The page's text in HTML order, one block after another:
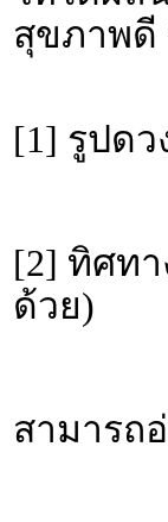
สุขภาพดี
[1] รูปด
[2] ทิศท
ด้วย)
สามารถ